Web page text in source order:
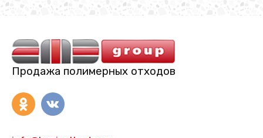
Продажа полимерных отходов